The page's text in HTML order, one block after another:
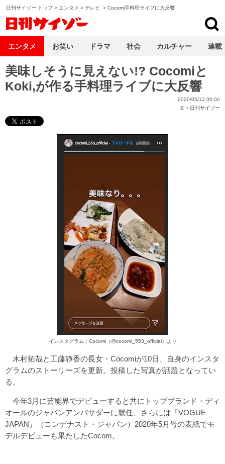
日刊サイゾー トップ> エンタメ > テレビ > Cocomi手料理ライブに大反響
美味しそうに見えない!? Cocomiと
Koki,が作る手料理ライブに大反響
2020/05/12 00:00
文＝ 日刊サイゾー
インスタグラム：Cocomi（@cocomi_553_official）より
木村拓哉と工藤静香の長女・Cocomiが10日、自身のインスタ
グラムのストーリーズを更新。投稿した写真が話題となってい
る。
今年3月に芸能界でデビューすると共にトップブランド・ディ
オールのジャパンアンバサダーに就任、さらには『VOGUE
JAPAN』（コンデナスト・ジャパン）2020年5月号の表紙でモ
デルデビューも果たしたCocom。
エンタメ お笑い ドラマ 社会 カルチャー 連載